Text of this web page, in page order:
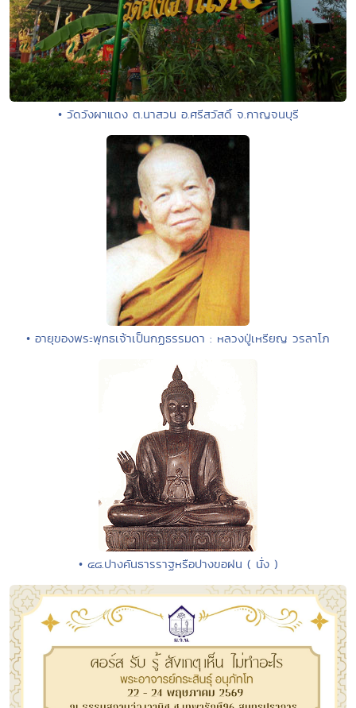
• วัดวังผาแดง ต.นาสวน อ.ศรีสวัสดิ์ จ.กาญจนบุรี
• อายุของพระพุทธเจ้าเป็นกฏธรรมดา : หลวงปู่เหรียญ วรลาโภ
• ๔๘.ปางคันธารราฐหรือปางขอฝน ( นั่ง )